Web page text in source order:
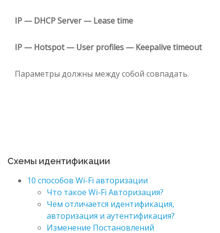
IP — DHCP Server — Lease time
IP — Hotspot — User profiles — Keepalive timeout
Параметры должны между собой совпадать.
Схемы идентификации
10 способов Wi-Fi авторизации
Что такое Wi-Fi Авторизация?
Чем отличается идентификация,
авторизация и аутентификация?
Изменение Постановлений